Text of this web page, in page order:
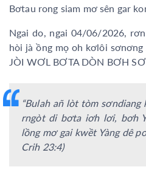
Bơtau rong siam mơ sên gar
Ngai do, ngai 04/06/2026,
hòi jà ồng mọ oh kơlôi
JÒI WƠL BƠTA DÒN BƠH
“Bulah añ lòt tòm
rngòt di bơta iơh lơi, bơh
lồng mơ gai kwềt Yàng dê
Crih 23:4)